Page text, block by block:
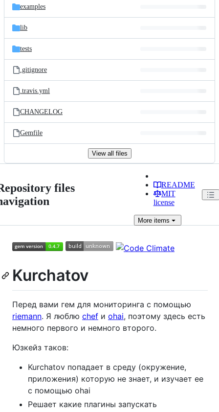
examples
lib
tests
.gitignore
.travis.yml
CHANGELOG
Gemfile
View all files
files
README
MIT
license
Moreitems
Kurchatov
Перед вами гем для мониторинга с помощью
riemann. Я люблю chef и ohai, поэтому здесь есть
немного первого и немного второго.
Юзкейз таков:
Kurchatov попадает в среду (окружение,
приложения) которую не знает, и изучает ее
с помощью ohai
Решает какие плагины запускать